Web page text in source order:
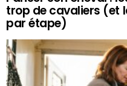
trop de cavaliers (et
par étape)